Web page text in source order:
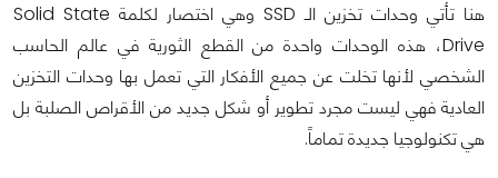
هنا تأتي وحدات تخزين الـ SSD وهي اختصار لكلمة Solid State
Drive، هذه الوحدات واحدة من القطع الثورية في عالم الحاسب
الشخصي لأنها تخلت عن جميع الأفكار التي تعمل بها وحدات التخزين
العادية فهي ليست مجرد تطوير أو شكل جديد من الأقراص الصلبة بل
هي تكنولوجيا جديدة تماماً.